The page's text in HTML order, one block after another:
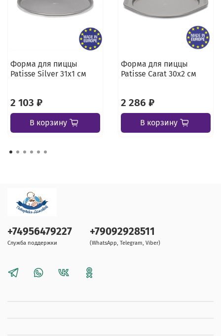
Форма для пиццы
Patisse Silver 31х1 см
2 103 ₽
В корзину
Форма для пиццы
Patisse Carat 30х2 см
2 286 ₽
В корзину
+74956479227
Служба поддержки
+79092928511
(WhatsApp, Telegram, Viber)